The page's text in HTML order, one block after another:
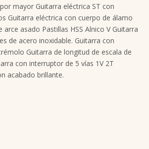
mayor Guitarra eléctrica ST con
Guitarra eléctrica con cuerpo de álamo
arce asado Pastillas HSS Alnico V Guitarra
de acero inoxidable. Guitarra con
Guitarra de longitud de escala de
con interruptor de 5 vías 1V 2T
acabado brillante.